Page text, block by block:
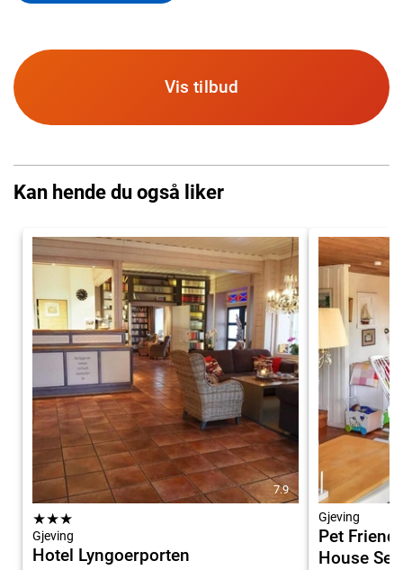
Vis tilbud
Kan hende du også liker
7.9
★★★
Gjeving
Hotel Lyngoerporten
Gjeving
Pet
House